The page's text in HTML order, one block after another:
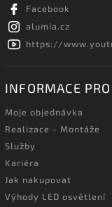
Facebook
alumia.cz
https://
INFORMACE
Moje objednávka
Realizace - Montáže
Služby
Kariéra
Jak nakupovat
Výhody LED osvětlení